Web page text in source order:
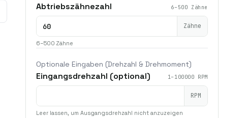
Abtriebszähnezahl 6–500 Zähne
Zähne
6–500 Zähne
Optionale Eingaben (Drehzahl & Drehmoment)
Eingangsdrehzahl (optional) 1–100000 RPM
RPM
Leer lassen, um Ausgangsdrehzahl nicht anzuzeigen